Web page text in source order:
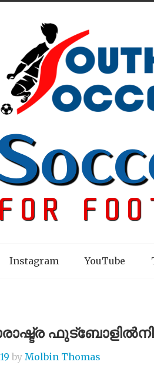
Instagram YouTube
ഫുട്‌ബോളിൽനിന്ന്
by Molbin Thomas